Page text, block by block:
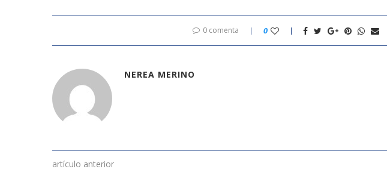
0 comenta 0
NEREA MERINO
artículo anterior